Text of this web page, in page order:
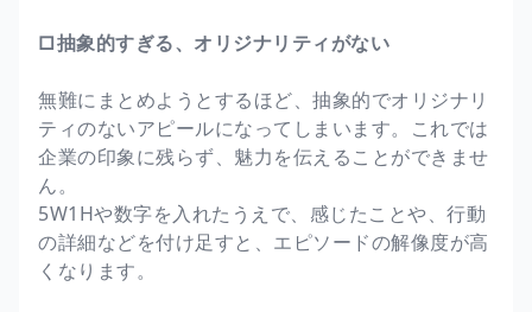
□抽象的すぎる、オリジナリティがない
無難にまとめようとするほど、抽象的でオリジナリ
ティのないアピールになってしまいます。これでは
企業の印象に残らず、魅力を伝えることができませ
ん。
5W1Hや数字を入れたうえで、感じたことや、行動
の詳細などを付け足すと、エピソードの解像度が高
くなります。